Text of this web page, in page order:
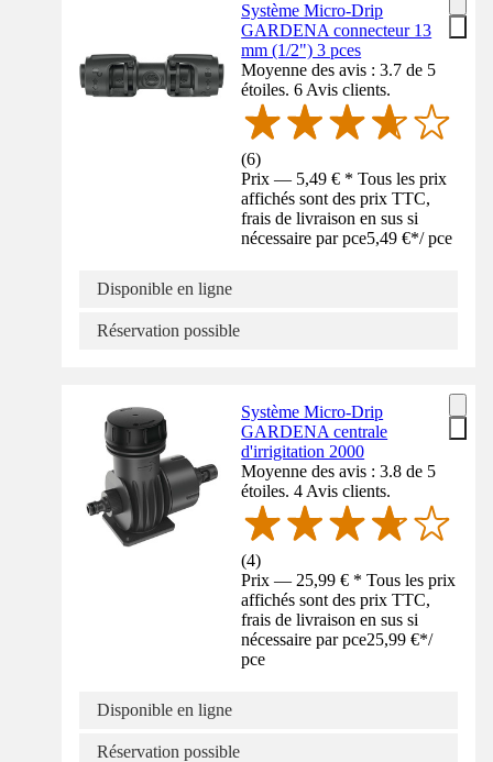
Système Micro-Drip
GARDENA connecteur 13
mm (1/2") 3 pces
Moyenne des avis : 3.7 de 5
étoiles. 6 Avis clients.
(6)
Prix — 5,49 € * Tous les prix
affichés sont des prix TTC,
frais de livraison en sus si
nécessaire par pce5,49 €*/ pce
Disponible en ligne
Réservation possible
Système Micro-Drip
GARDENA centrale
d'irrigitation 2000
Moyenne des avis : 3.8 de 5
étoiles. 4 Avis clients.
(4)
Prix — 25,99 € * Tous les prix
affichés sont des prix TTC,
frais de livraison en sus si
nécessaire par pce25,99 €*/
pce
Disponible en ligne
Réservation possible